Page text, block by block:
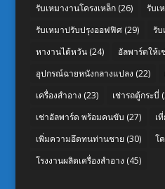
รับเหมางานโครงเหล็ก(26) รับเ
รับเหมาปรับปรุงออฟฟิศ(29) รับ
หางานไต้หวัน(24) อัลพาร์ดให้เ
อุปกรณ์ฉายหนังกลางแปลง (22)
เครื่องสำอาง (23) เช่ารถตู้กระบี่
เช่าอัลพาร์ด พร้อมคนขับ (27) เ
เพิ่มความอึดทนท่านชาย (30) โ
โรงงานผลิตเครื่องสำอาง (45)